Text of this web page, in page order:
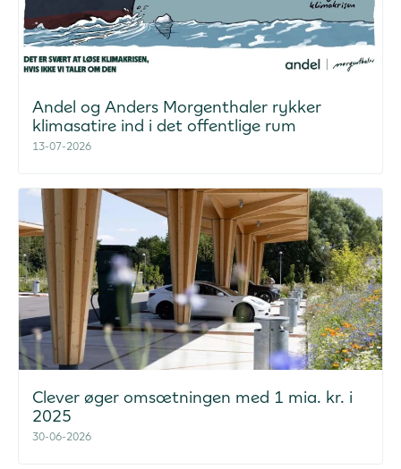
Andel og Anders Morgenthaler rykker
klimasatire ind i det offentlige rum
13-07-2026
Clever øger omsætningen med 1 mia. kr. i
2025
30-06-2026